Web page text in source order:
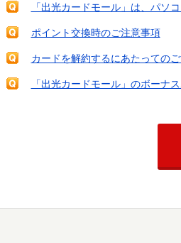
「出光カードモール」は、パソ
ポイント交換時のご注意事項
カードを解約するにあたっての
「出光カードモール」のボーナ